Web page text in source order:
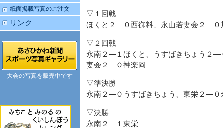
▽１回戦
ほくと２―０西御料、永山若妻会２―０
▽２回戦
永南２―１ほくと、うすばきちょう２
妻会２―０神楽岡
▽準決勝
永南２―０うすばきちょう、東栄２―０
▽決勝
永南２―１東栄
紙面掲載写真のご注文
リンク
大会の写真を販売中です